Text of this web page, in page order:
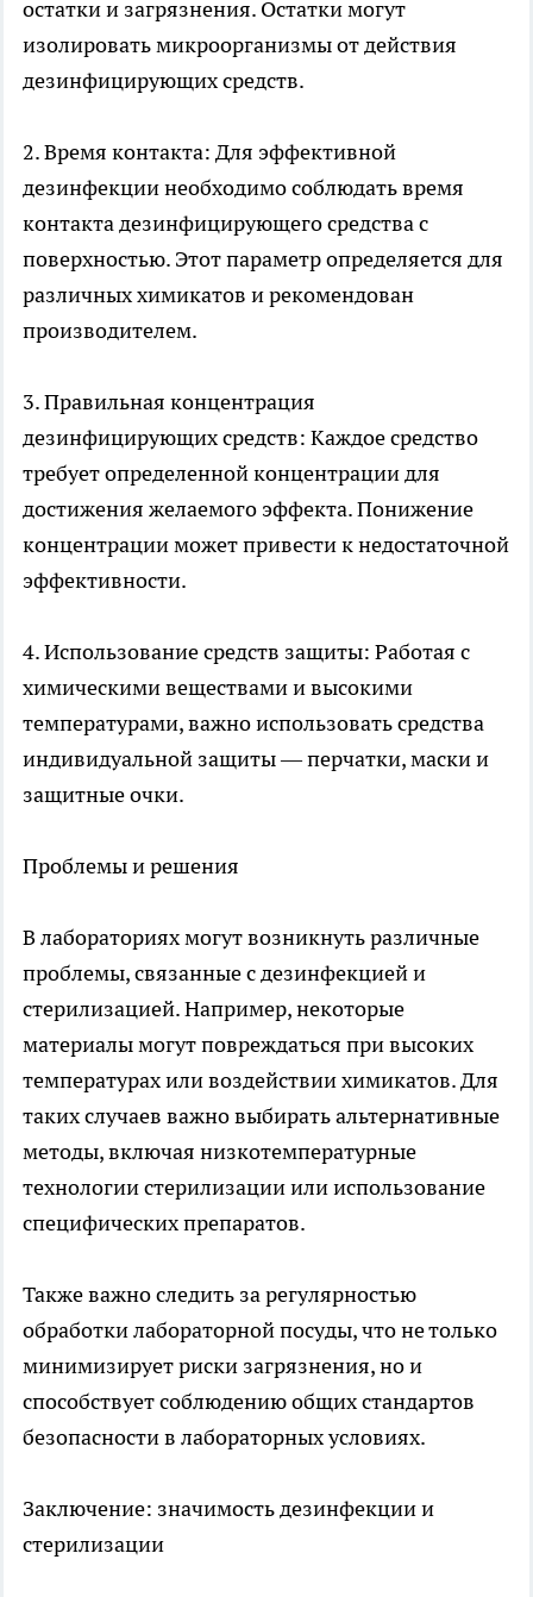
остатки и загрязнения. Остатки могут
изолировать микроорганизмы от действия
дезинфицирующих средств.
2. Время контакта: Для эффективной
дезинфекции необходимо соблюдать время
контакта дезинфицирующего средства с
поверхностью. Этот параметр определяется для
различных химикатов и рекомендован
производителем.
3. Правильная концентрация
дезинфицирующих средств: Каждое средство
требует определенной концентрации для
достижения желаемого эффекта. Понижение
концентрации может привести к недостаточной
эффективности.
4. Использование средств защиты: Работая с
химическими веществами и высокими
температурами, важно использовать средства
индивидуальной защиты — перчатки, маски и
защитные очки.
Проблемы и решения
В лабораториях могут возникнуть различные
проблемы, связанные с дезинфекцией и
стерилизацией. Например, некоторые
материалы могут повреждаться при высоких
температурах или воздействии химикатов. Для
таких случаев важно выбирать альтернативные
методы, включая низкотемпературные
технологии стерилизации или использование
специфических препаратов.
Также важно следить за регулярностью
обработки лабораторной посуды, что не только
минимизирует риски загрязнения, но и
способствует соблюдению общих стандартов
безопасности в лабораторных условиях.
Заключение: значимость дезинфекции и
стерилизации